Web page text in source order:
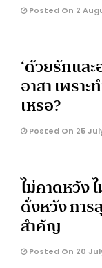
Posted On 2
‘ด้วยรักแล
อาสา เพรา
เหรอ?
Posted On 25
ไม่คาดหวัง
ดั่งหวัง กา
สำคัญ
Posted On 20